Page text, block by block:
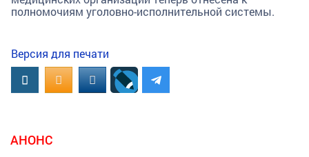
полномочиям уголовно-исполнительной системы.
Версия для печати
ВконтактеOK.RUMAIL.RU
АНОНС